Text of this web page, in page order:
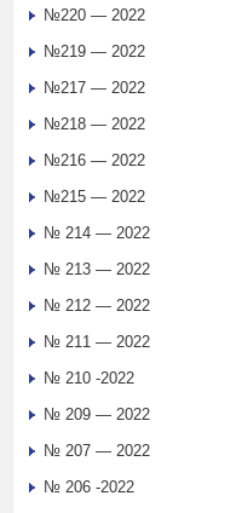
№220 — 2022
№219 — 2022
№217 — 2022
№218 — 2022
№216 — 2022
№215 — 2022
№ 214 — 2022
№ 213 — 2022
№ 212 — 2022
№ 211 — 2022
№ 210 -2022
№ 209 — 2022
№ 207 — 2022
№ 206 -2022